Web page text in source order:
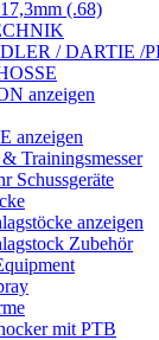
(.68)
/ DARTIE /
anzeigen
anzeigen
Trainingsmesser
Schussgeräte
anzeigen
Zubehör
mit PTB